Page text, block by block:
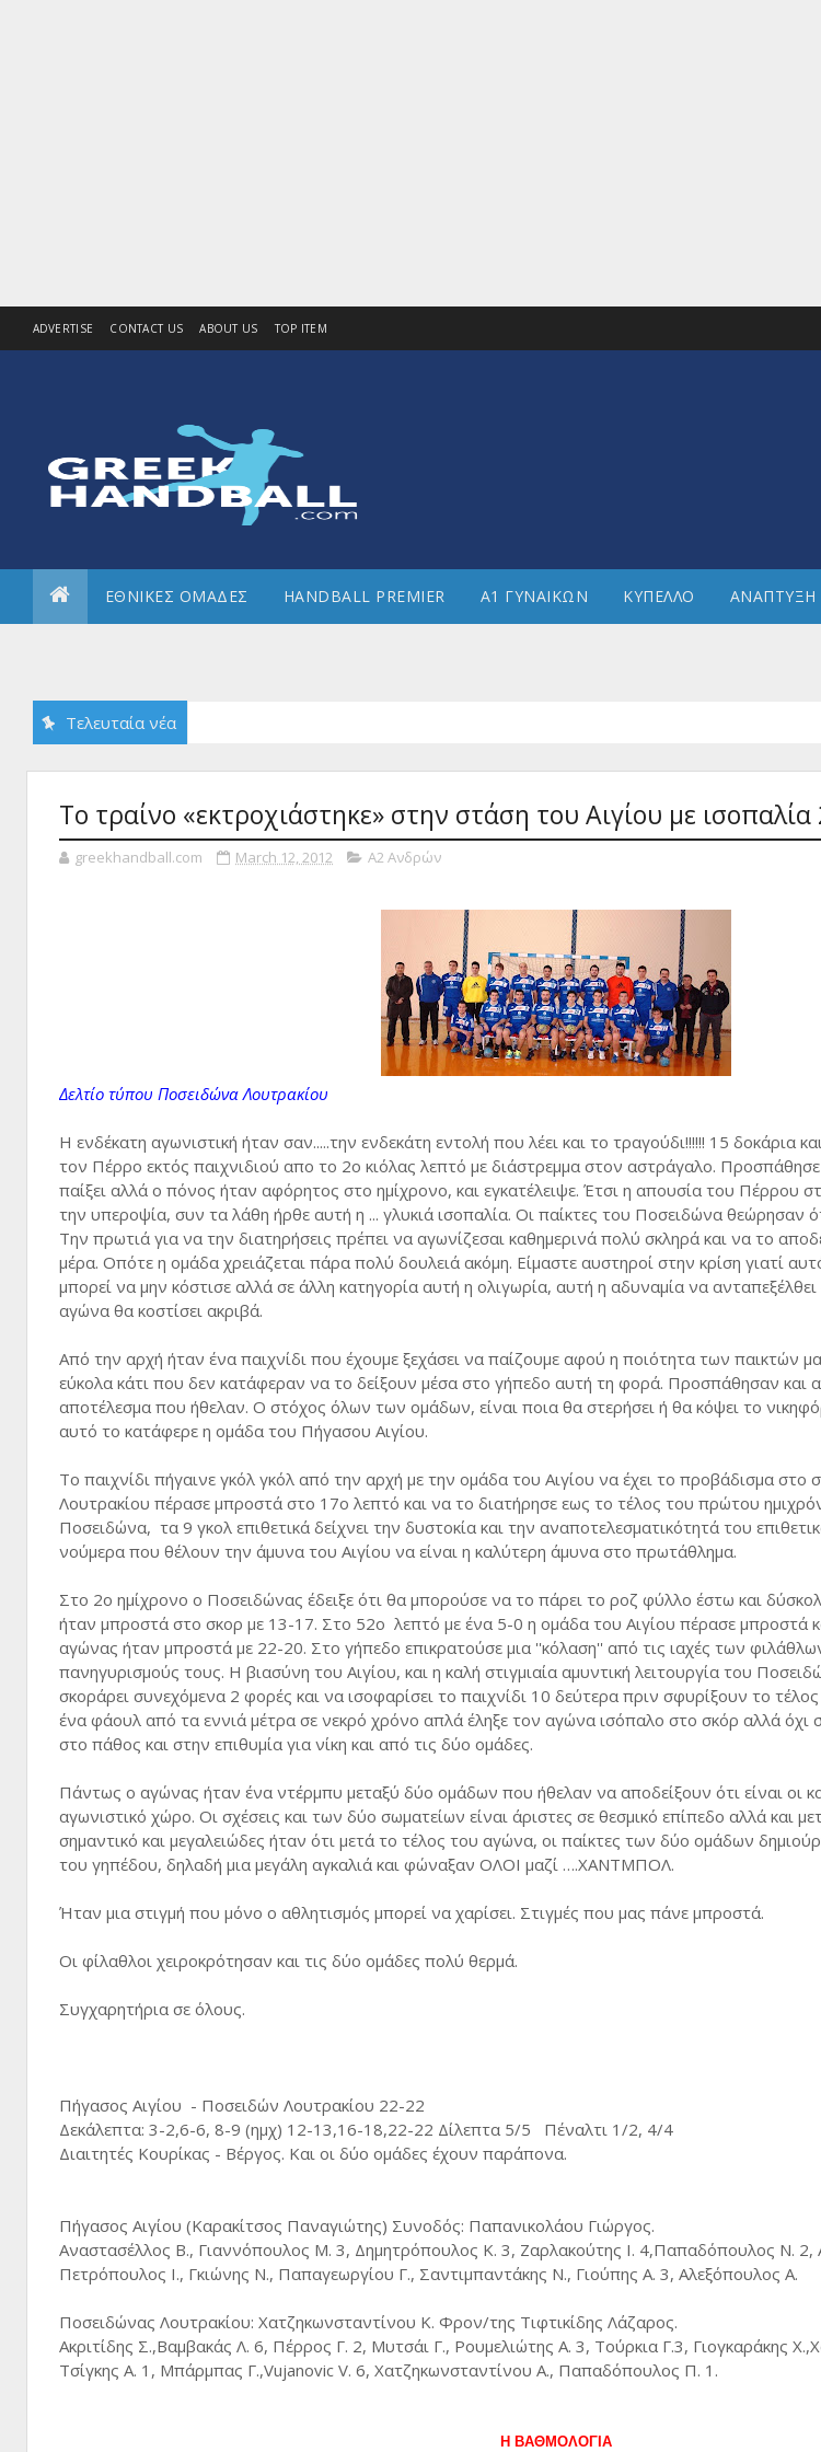
ADVERTISE CONTACT US ABOUT US TOP ITEM
ΕΘΝΙΚΕΣ ΟΜΑΔΕΣ HANDBALL PREMIER Α1 ΓΥΝΑΙΚΩΝ ΚΥΠΕΛΛΟ ΑΝΑΠΤΥΞΗ
Τελευταία νέα
Το τραίνο «εκτροχιάστηκε» στην στάση του Αιγίου με ισοπαλία
greekhandball.com March 12, 2012 Α2 Ανδρών
Δελτίο τύπου Ποσειδώνα Λουτρακίου
Η ενδέκατη αγωνιστική ήταν σαν.....την ενδεκάτη εντολή που λέει και το τραγούδι!!!!!! 15 δοκάρια
τον Πέρρο εκτός παιχνιδιού απο το 2ο κιόλας λεπτό με διάστρεμμα στον αστράγαλο.
παίξει αλλά ο πόνος ήταν αφόρητος στο ημίχρονο, και εγκατέλειψε. Έτσι η απουσία του Πέρρου
την υπεροψία, συν τα λάθη ήρθε αυτή η ... γλυκιά ισοπαλία. Οι παίκτες του Ποσειδώνα θεώρησαν
Την πρωτιά για να την διατηρήσεις πρέπει να αγωνίζεσαι καθημερινά πολύ σκληρά και να το
μέρα. Οπότε η ομάδα χρειάζεται πάρα πολύ δουλειά ακόμη. Είμαστε αυστηροί στην κρίση γιατί
μπορεί να μην κόστισε αλλά σε άλλη κατηγορία αυτή η ολιγωρία, αυτή η αδυναμία να
αγώνα θα κοστίσει ακριβά.
Από την αρχή ήταν ένα παιχνίδι που έχουμε ξεχάσει να παίζουμε αφού η ποιότητα των παικτών
εύκολα κάτι που δεν κατάφεραν να το δείξουν μέσα στο γήπεδο αυτή τη φορά. Προσπάθησαν και
αποτέλεσμα που ήθελαν. Ο στόχος όλων των ομάδων, είναι ποια θα στερήσει ή θα κόψει το
αυτό το κατάφερε η ομάδα του Πήγασου Αιγίου.
Το παιχνίδι πήγαινε γκόλ γκόλ από την αρχή με την ομάδα του Αιγίου να έχει το προβάδισμα
Λουτρακίου πέρασε μπροστά στο 17ο λεπτό και να το διατήρησε εως το τέλος του πρώτου
Ποσειδώνα, τα 9 γκολ επιθετικά δείχνει την δυστοκία και την αναποτελεσματικότητά του
νούμερα που θέλουν την άμυνα του Αιγίου να είναι η καλύτερη άμυνα στο πρωτάθλημα.
Στο 2ο ημίχρονο ο Ποσειδώνας έδειξε ότι θα μπορούσε να το πάρει το ροζ φύλλο έστω και
ήταν μπροστά στο σκορ με 13-17. Στο 52ο λεπτό με ένα 5-0 η ομάδα του Αιγίου πέρασε μπροστά
αγώνας ήταν μπροστά με 22-20. Στο γήπεδο επικρατούσε μια ''κόλαση'' από τις ιαχές των
πανηγυρισμούς τους. Η βιασύνη του Αιγίου, και η καλή στιγμιαία αμυντική λειτουργία του
σκοράρει συνεχόμενα 2 φορές και να ισοφαρίσει το παιχνίδι 10 δεύτερα πριν σφυρίξουν το
ένα φάουλ από τα εννιά μέτρα σε νεκρό χρόνο απλά έληξε τον αγώνα ισόπαλο στο σκόρ αλλά όχι
στο πάθος και στην επιθυμία για νίκη και από τις δύο ομάδες.
Πάντως ο αγώνας ήταν ένα ντέρμπυ μεταξύ δύο ομάδων που ήθελαν να αποδείξουν ότι είναι οι
αγωνιστικό χώρο. Οι σχέσεις και των δύο σωματείων είναι άριστες σε θεσμικό επίπεδο αλλά και
σημαντικό και μεγαλειώδες ήταν ότι μετά το τέλος του αγώνα, οι παίκτες των δύο ομάδων
του γηπέδου, δηλαδή μια μεγάλη αγκαλιά και φώναξαν ΟΛΟΙ μαζί ….ΧΑΝΤΜΠΟΛ.
Ήταν μια στιγμή που μόνο ο αθλητισμός μπορεί να χαρίσει. Στιγμές που μας πάνε μπροστά.
Οι φίλαθλοι χειροκρότησαν και τις δύο ομάδες πολύ θερμά.
Συγχαρητήρια σε όλους.
Πήγασος Αιγίου - Ποσειδών Λουτρακίου 22-22
Δεκάλεπτα: 3-2,6-6, 8-9 (ημχ) 12-13,16-18,22-22 Δίλεπτα 5/5 Πέναλτι 1/2, 4/4
Διαιτητές Κουρίκας - Βέργος. Και οι δύο ομάδες έχουν παράπονα.
Πήγασος Αιγίου (Καρακίτσος Παναγιώτης) Συνοδός: Παπανικολάου Γιώργος.
Αναστασέλλος Β., Γιαννόπουλος Μ. 3, Δημητρόπουλος Κ. 3, Ζαρλακούτης Ι. 4,Παπαδόπουλος Ν. 2,
Πετρόπουλος Ι., Γκιώνης Ν., Παπαγεωργίου Γ., Σαντιμπαντάκης Ν., Γιούπης Α. 3, Αλεξόπουλος Α.
Ποσειδώνας Λουτρακίου: Χατζηκωνσταντίνου Κ. Φρον/της Τιφτικίδης Λάζαρος.
Ακριτίδης Σ.,Βαμβακάς Λ. 6, Πέρρος Γ. 2, Μυτσάι Γ., Ρουμελιώτης Α. 3, Τούρκια Γ.3, Γιογκαράκης
Τσίγκης Α. 1, Μπάρμπας Γ.,Vujanovic V. 6, Χατζηκωνσταντίνου Α., Παπαδόπουλος Π. 1.
Η ΒΑΘΜΟΛΟΓΙΑ